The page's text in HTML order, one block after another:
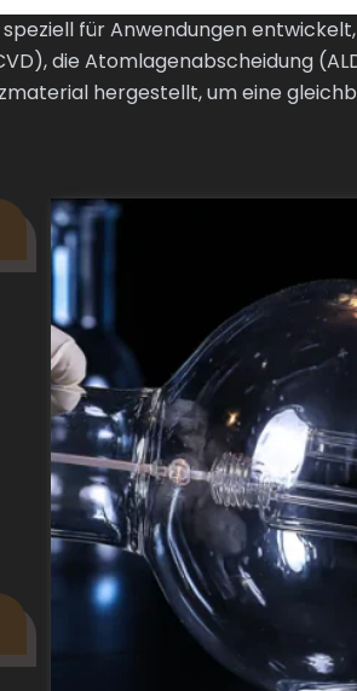
für Anwendungen
die Atomlagenabscheidung
hergestellt, um eine